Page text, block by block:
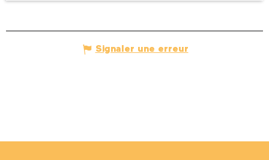
Signaler une erreur